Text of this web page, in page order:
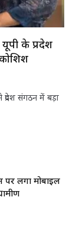
के प्रदेश
प्रदेश संगठन में बड़ा
लगा मोबाइल